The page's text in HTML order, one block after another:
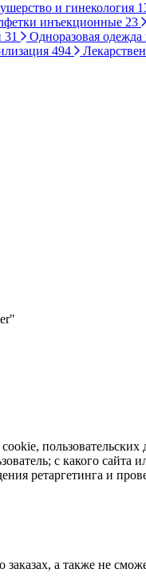
и гинекология
инъекционные 23
31 Одноразовая одежда
494
с какого
ретаргетинга и
а также не